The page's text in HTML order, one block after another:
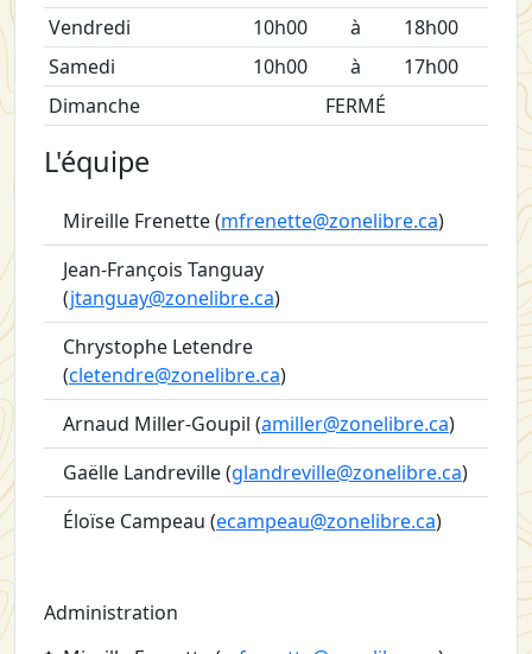
Vendredi
10h00 à
18h00
Samedi
10h00 à
17h00
Dimanche
FERMÉ
L'équipe
Mireille Frenette (mfrenette@zonelibre.ca)
Jean-François Tanguay
(jtanguay@zonelibre.ca)
Chrystophe Letendre
(cletendre@zonelibre.ca)
Arnaud Miller-Goupil (amiller@zonelibre.ca)
Gaëlle Landreville (glandreville@zonelibre.ca)
Éloïse Campeau (ecampeau@zonelibre.ca)
Administration